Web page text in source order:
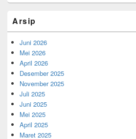
Arsip
Juni 2026
Mei 2026
April 2026
Desember 2025
November 2025
Juli 2025
Juni 2025
Mei 2025
April 2025
Maret 2025